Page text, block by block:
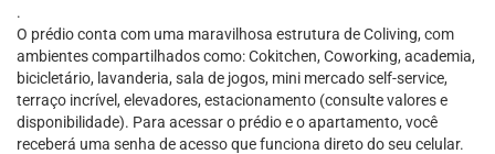
.
O prédio conta com uma maravilhosa estrutura de Coliving, com
ambientes compartilhados como: Cokitchen, Coworking, academia,
bicicletário, lavanderia, sala de jogos, mini mercado self-service,
terraço incrível, elevadores, estacionamento (consulte valores e
disponibilidade). Para acessar o prédio e o apartamento, você
receberá uma senha de acesso que funciona direto do seu celular.